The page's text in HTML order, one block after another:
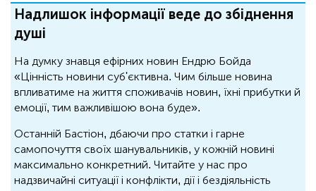
Надлишок інформації веде до збіднення
душі
На думку знавця ефірних новин Ендрю Бойда
«Цінність новини суб'єктивна. Чим більше новина
впливатиме на життя споживачів новин, їхні прибутки й
емоції, тим важливішою вона буде».
Останній Бастіон, дбаючи про статки і гарне
самопочуття своїх шанувальників, у кожній новині
максимально конкретний. Читайте у нас про
надзвичайні ситуації і конфлікти, дії і бездіяльність